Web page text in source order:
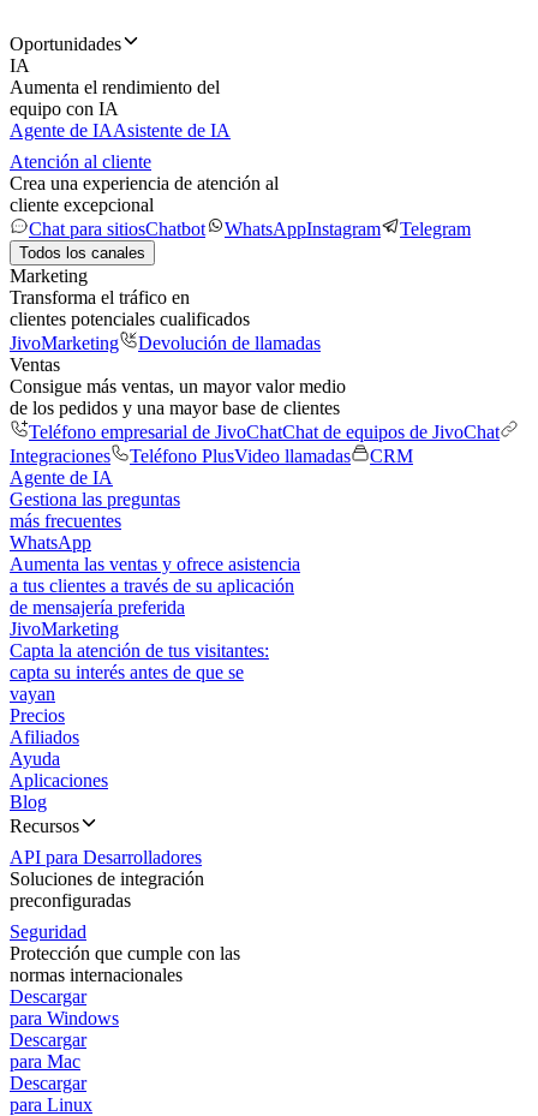
Oportunidades
IA
Aumenta el rendimiento del
equipo con IA
Agente de IAAsistente de IA
Atención al cliente
Crea una experiencia de atención al
cliente excepcional
Chat para sitiosChatbot WhatsAppInstagram Telegram
Todos los canales
Marketing
Transforma el tráfico en
clientes potenciales cualificados
JivoMarketing
Devolución de llamadas
Ventas
Consigue más ventas, un mayor valor medio
de los pedidos y una mayor base de clientes
Teléfono empresarial de JivoChatChat de equipos de JivoChat
Integraciones
Teléfono PlusVideo llamadas
CRM
Agente de IA
Gestiona las preguntas
más frecuentes
WhatsApp
Aumenta las ventas y ofrece asistencia
a tus clientes a través de su aplicación
de mensajería preferida
JivoMarketing
Capta la atención de tus visitantes:
capta su interés antes de que se
vayan
Precios
Afiliados
Ayuda
Aplicaciones
Blog
Recursos
API para Desarrolladores
Soluciones de integración
preconfiguradas
Seguridad
Protección que cumple con las
normas internacionales
Descargar
para Windows
Descargar
para Mac
Descargar
para Linux